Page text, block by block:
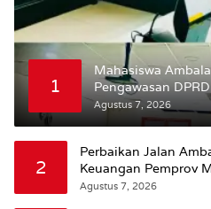
1
Mahasiswa
Pengawasan
Bursel Terhadap
Jalan
Agustus 7, 2026
2
Perbaikan Jalan
Keuangan Pemprov
Agustus 7, 2026